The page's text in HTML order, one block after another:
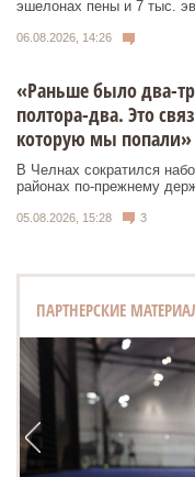
эшелонах пены и 7 тыс.
06.08.2026, 14:26
«Раньше было два-
полтора-два. Это
которую мы попали»
В Челнах сократился
районах по-прежнему
05.08.2026, 15:28 3
ПАРТНЕРСКИЕ